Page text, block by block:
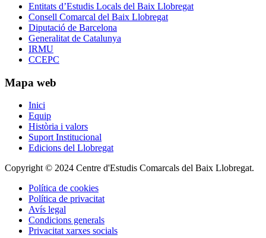
Entitats d’Estudis Locals del Baix Llobregat
Consell Comarcal del Baix Llobregat
Diputació de Barcelona
Generalitat de Catalunya
IRMU
CCEPC
Mapa web
Inici
Equip
Història i valors
Suport Institucional
Edicions del Llobregat
Copyright © 2024 Centre d'Estudis Comarcals del Baix Llobregat.
Política de cookies
Política de privacitat
Avís legal
Condicions generals
Privacitat xarxes socials